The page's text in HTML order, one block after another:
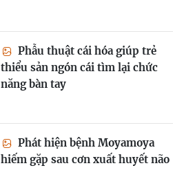
Phẫu thuật cái hóa giúp trẻ
thiểu sản ngón cái tìm lại chức
năng bàn tay
Phát hiện bệnh Moyamoya
hiếm gặp sau cơn xuất huyết não